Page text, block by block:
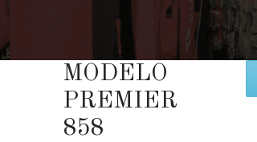
MODELO
PREMIER
858